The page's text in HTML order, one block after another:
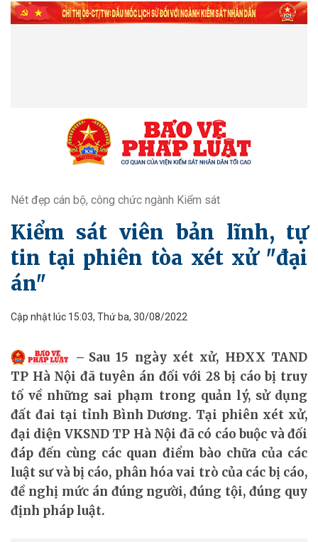
Nét đẹp cán bộ, công chức ngành Kiểm sát
Kiểm sát viên bản lĩnh, tự
tin tại phiên tòa xét xử "đại
án"
Cập nhật lúc 15:03, Thứ ba, 30/08/2022
Sau 15 ngày xét xử, HĐXX TAND
TP Hà Nội đã tuyên án đối với 28 bị cáo bị truy
tố về những sai phạm trong quản lý, sử dụng
đất đai tại tỉnh Bình Dương. Tại phiên xét xử,
đại diện VKSND TP Hà Nội đã có cáo buộc và đối
đáp đến cùng các quan điểm bào chữa của các
luật sư và bị cáo, phân hóa vai trò của các bị cáo,
đề nghị mức án đúng người, đúng tội, đúng quy
định pháp luật.